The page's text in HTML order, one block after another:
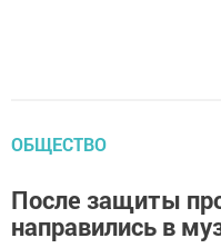
ОБЩЕСТВО
После защиты
направились в